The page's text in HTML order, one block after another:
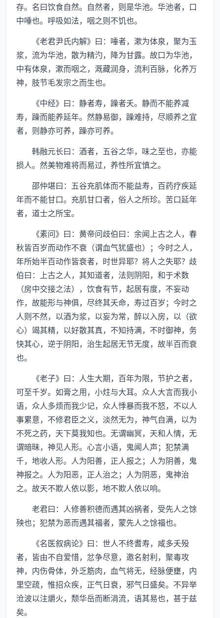
存。名曰饮食自然。自然者，则是华池。华池者，口
中唾也。呼吸如法，咽之则不饥也。
《老君尹氏内解》曰：唾者，漱为体泉，聚为玉
浆，流为华池，散为精汋，降为甘露。故口为华池，
中有体泉，漱而咽之，溉藏润身，流利百脉，化养万
神，肢节毛发宗之而生也。
《中经》曰：静者寿，躁者夭。静而不能养减
寿，躁而能养延年。然静易御，躁难持，尽顺养之宜
者，则静亦可养，躁亦可养。
韩融元长曰：酒者，五谷之华，味之至也，亦能
损人。然美物难将而易过，养性所宜慎之。
邵仲堪曰：五谷充肌体而不能益寿，百药疗疾延
年而不能甘口。充肌甘口者，俗人之所珍。苦口延年
者，道士之所宝。
《素问》曰：黄帝问歧伯曰：余闻上古之人，春
秋皆百岁而动作不衰（谓血气犹盛也）；今时之人，
年所始半百动作皆衰者，时世异耶？将人之失耶？歧
伯曰：上古之人，其知道者，法则阴阳，和于术数
（房中交接之法），饮食有节，起居有度，不妄动
作，故能形与神俱，尽终其夭命，寿过百岁；今时之
人则不然，以酒为浆，以妄为常，醉以入房，以（欲
心）竭其精，以好散其真，不知持满，不时御神，务
快其心，逆于阴阳，治生起居无节无度，故半百而衰
也。
《老子》曰：人生大期，百年为限，节护之者，
可至千岁。如膏之用，小炷与大耳。众人大言而我小
语，众人多烦而我少记，众人悸暴而我不怒，不以人
事累意，不修君臣之义，淡然无为，神气自满，以为
不死之药，天下莫我知也。无谓幽冥，天和人情，无
谓暗昧，神见人形。心言小语，鬼闻人声；犯禁满
千，地收人形。人为阳善，正人报之；人为阴善，鬼
神报之。人为阳恶，正人治之；人为阴恶，鬼神治
之。故天不欺人依以影，地不欺人依以响。
老君曰：人修善积德而遇其凶祸者，受先人之馀
殃也；犯禁为恶而遇其福者，蒙先人之馀福也。
《名医叙病论》曰：世人不终耆寿，咸多夭殁
者，皆由不自爱惜，忿争尽意，邀名射利，聚毒攻
神，内伤骨体，外乏筋肉，血气将无，经脉便壅，内
里空疏，惟招众疾，正气日衰，邪气日盛矣。不异举
沧波以注爝火，颓华岳而断涓流，语其易也，甚于兹
矣。